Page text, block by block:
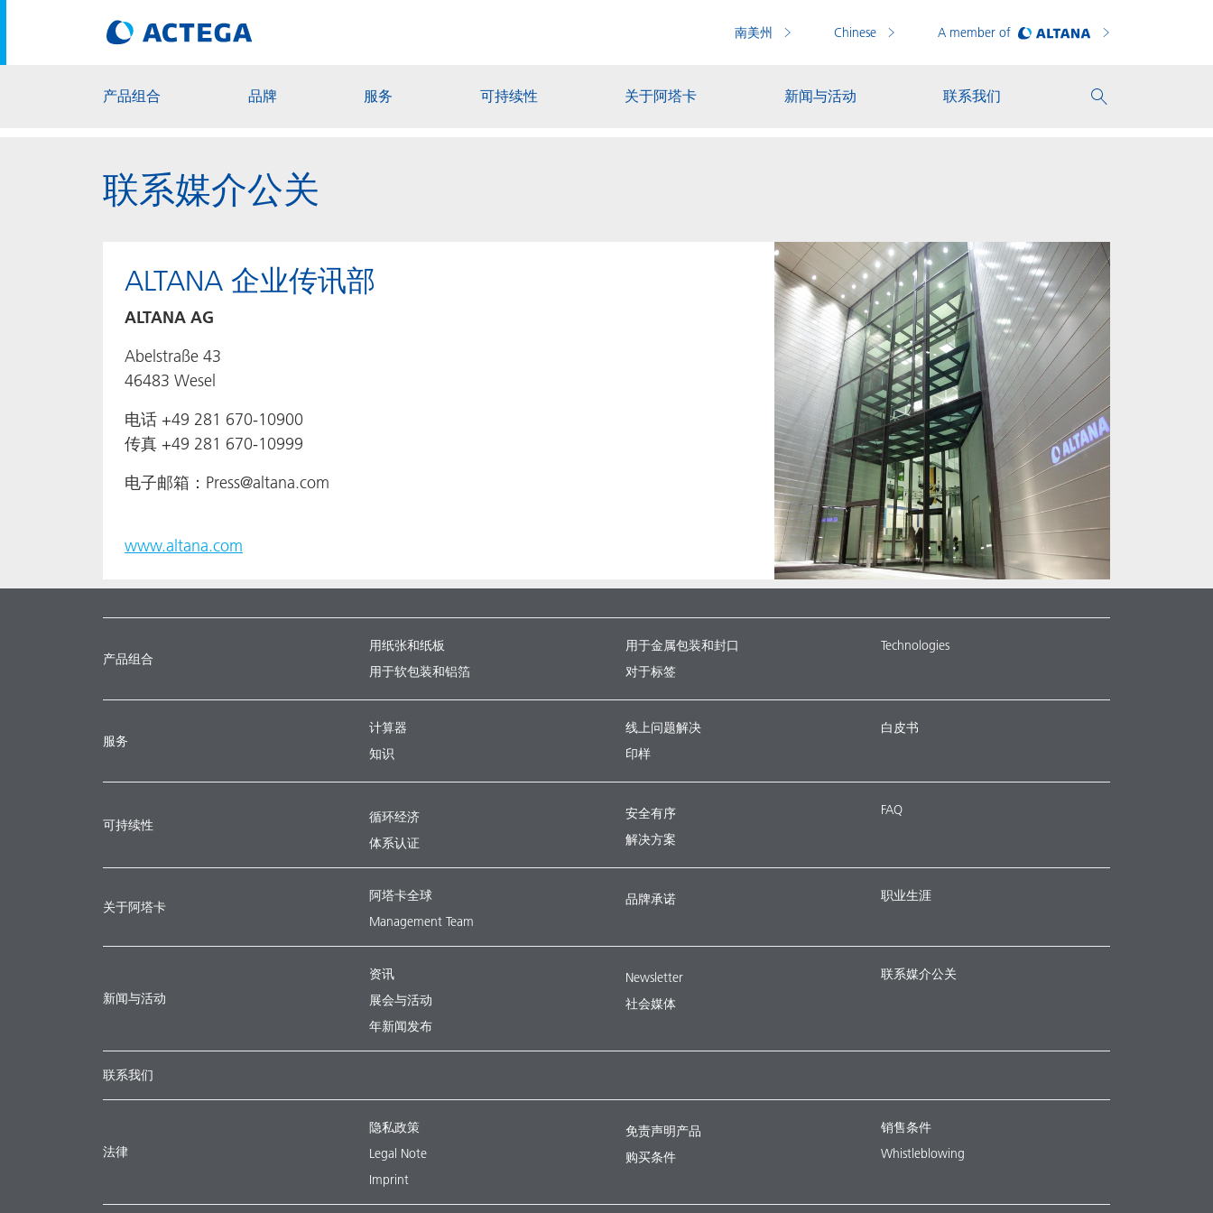
南美州 Chinese A member of
产品组合 品牌 服务 可持续性 关于阿塔卡 新闻与活动 联系我们
联系媒介公关
ALTANA 企业传讯部
ALTANA AG
Abelstraße 43
46483 Wesel
电话 +49 281 670-10900
传真 +49 281 670-10999
电子邮箱：Press@altana.com
www.altana.com
产品组合
用纸张和纸板
用于软包装和铝箔
用于金属包装和封口
对于标签
Technologies
服务
计算器
知识
线上问题解决
印样
白皮书
可持续性
循环经济
体系认证
安全有序
解决方案
FAQ
关于阿塔卡
阿塔卡全球
Management Team
品牌承诺 职业生涯
新闻与活动
资讯
展会与活动
年新闻发布
Newsletter
社会媒体
联系媒介公关
联系我们
法律
隐私政策
Legal Note
Imprint
免责声明产品
购买条件
销售条件
Whistleblowing